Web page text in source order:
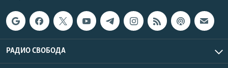
РАДИО СВОБОДА